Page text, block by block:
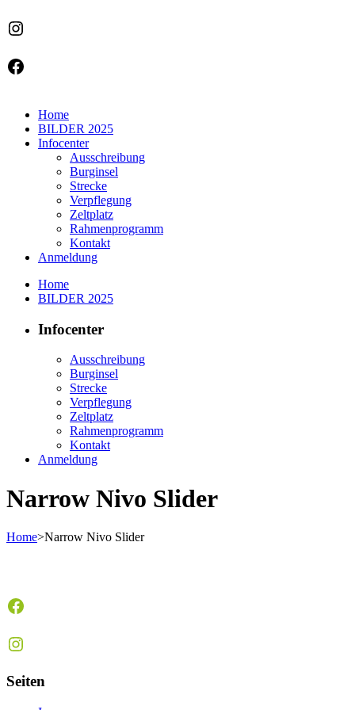
Instagram
Facebook
Home
BILDER 2025
Infocenter
Ausschreibung
Burginsel
Strecke
Verpflegung
Zeltplatz
Rahmenprogramm
Kontakt
Anmeldung
Home
BILDER 2025
Infocenter
Ausschreibung
Burginsel
Strecke
Verpflegung
Zeltplatz
Rahmenprogramm
Kontakt
Anmeldung
Narrow Nivo Slider
Home>Narrow Nivo Slider
Facebook
Instagram
Seiten